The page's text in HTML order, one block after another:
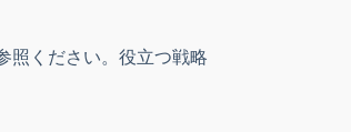
照ください。役立つ戦略